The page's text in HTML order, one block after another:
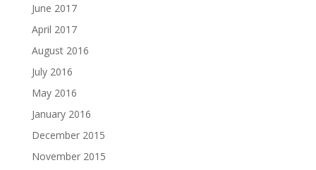
June 2017
April 2017
August 2016
July 2016
May 2016
January 2016
December 2015
November 2015